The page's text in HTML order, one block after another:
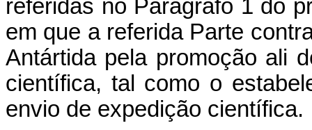
referidas no Parágrafo 1 do
em que a referida Parte
Antártida pela promoção ali
científica, tal como o
envio de expedição científica.